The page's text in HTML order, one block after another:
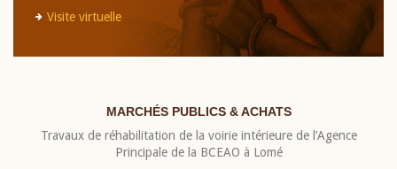
Visite virtuelle
MARCHÉS PUBLICS & ACHATS
Travaux de réhabilitation de la voirie intérieure de l’Agence
Principale de la BCEAO à Lomé